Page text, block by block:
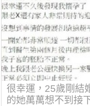
很幸運，25歲剛結
的她萬萬想不到接